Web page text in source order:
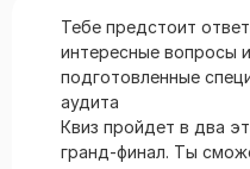
Тебе предстоит
интересные вопросы
подготовленные
аудита
Квиз пройдет в два
гранд-финал. Ты